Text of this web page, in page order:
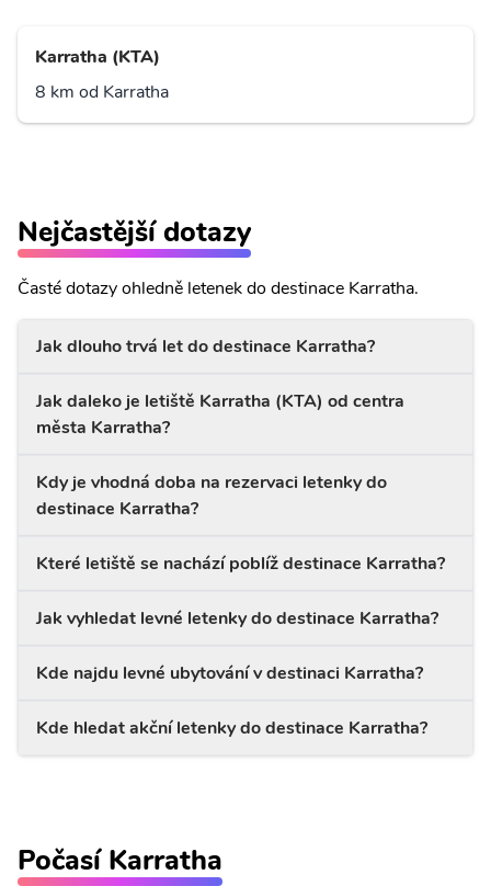
Karratha (KTA)
8 km od Karratha
Nejčastější dotazy
Časté dotazy ohledně letenek do destinace Karratha.
Jak dlouho trvá let do destinace Karratha?
Jak daleko je letiště Karratha (KTA) od centra
města Karratha?
Kdy je vhodná doba na rezervaci letenky do
destinace Karratha?
Které letiště se nachází poblíž destinace Karratha?
Jak vyhledat levné letenky do destinace Karratha?
Kde najdu levné ubytování v destinaci Karratha?
Kde hledat akční letenky do destinace Karratha?
Počasí Karratha